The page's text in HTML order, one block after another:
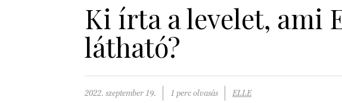
Ki írta a levelet, ami
látható?
2022. szeptember 19. 1 perc olvasás ELLE